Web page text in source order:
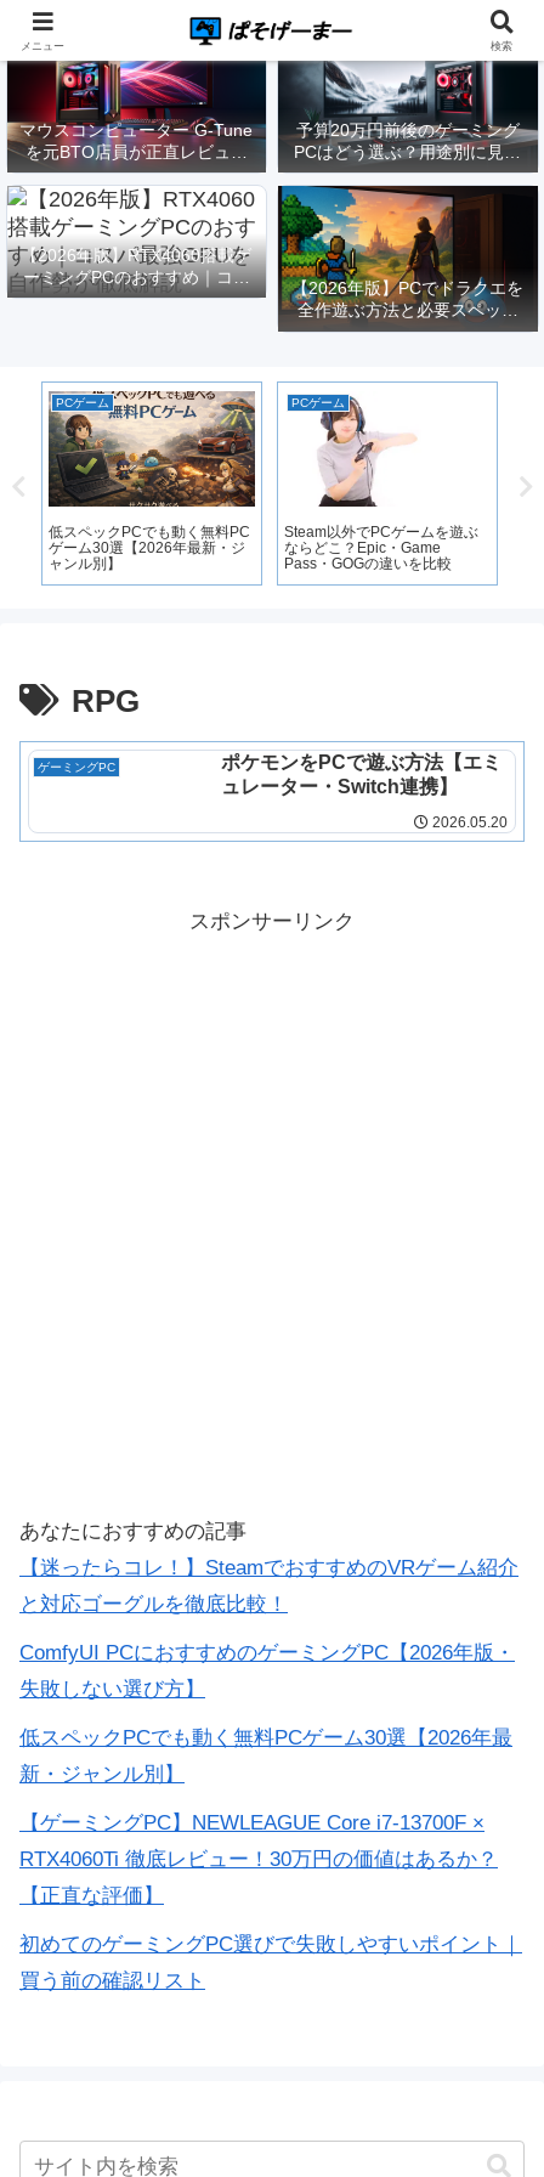
マウスコンピューター G-Tune
を元BTO店員が正直レビュー
｜実際どうなの？
予算20万円前後のゲーミング
PCはどう選ぶ？用途別に見る
構成と注意点【2026年版】
【2026年版】RTX4060搭載ゲ
ーミングPCのおすすめ｜コス
パ最強GPUを自作勢が徹底解
【2026年版】PCでドラクエを
全作遊ぶ方法と必要スペック
｜FF14勢がまとめてみた
PCゲーム
低スペックPCでも動く無料PC
ゲーム30選【2026年最新・ジ
ャンル別】
PCゲーム
Steam以外でPCゲームを遊ぶ
ならどこ？Epic・Game
Pass・GOGの違いを比較
RPG
ゲーミングPC
ポケモンをPCで遊ぶ方法【エミ
ュレーター・Switch連携】
2026.05.20
スポンサーリンク
あなたにおすすめの記事
【迷ったらコレ！】SteamでおすすめのVRゲーム紹介
と対応ゴーグルを徹底比較！
ComfyUI PCにおすすめのゲーミングPC【2026年版・
失敗しない選び方】
低スペックPCでも動く無料PCゲーム30選【2026年最
新・ジャンル別】
【ゲーミングPC】NEWLEAGUE Core i7-13700F ×
RTX4060Ti 徹底レビュー！30万円の価値はあるか？
【正直な評価】
初めてのゲーミングPC選びで失敗しやすいポイント｜
買う前の確認リスト
メニュー 検索